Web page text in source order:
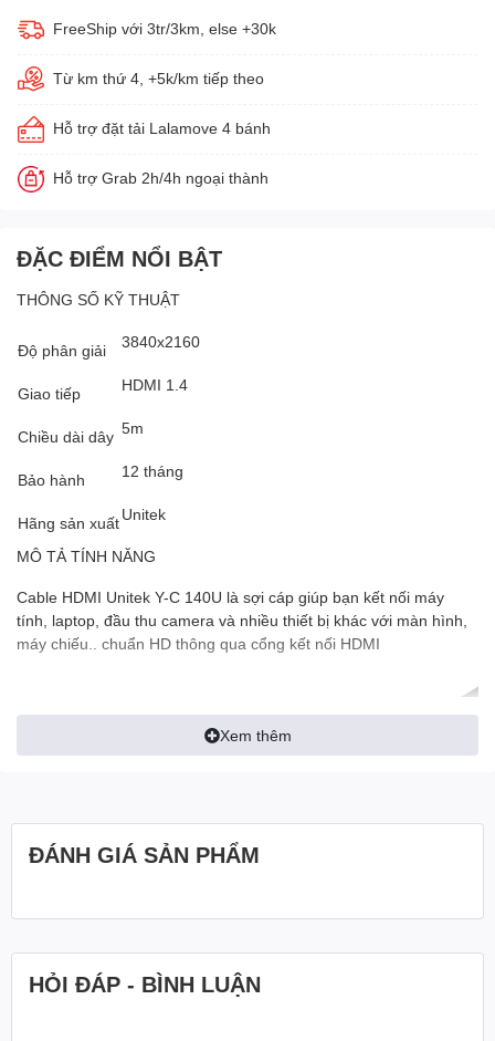
FreeShip với 3tr/3km, else +30k
Từ km thứ 4, +5k/km tiếp theo
Hỗ trợ đặt tải Lalamove 4 bánh
Hỗ trợ Grab 2h/4h ngoại thành
ĐẶC ĐIỂM NỔI BẬT
THÔNG SỐ KỸ THUẬT
Độ phân giải 3840x2160
Giao tiếp HDMI 1.4
Chiều dài dây 5m
Bảo hành 12 tháng
Hãng sản xuấtUnitek
MÔ TẢ TÍNH NĂNG
Cable HDMI Unitek Y-C 140U là sợi cáp giúp bạn kết nối máy
tính, laptop, đầu thu camera và nhiều thiết bị khác với màn hình,
máy chiếu.. chuẩn HD thông qua cổng kết nối HDMI
Xem thêm
ĐÁNH GIÁ SẢN PHẨM
HỎI ĐÁP - BÌNH LUẬN